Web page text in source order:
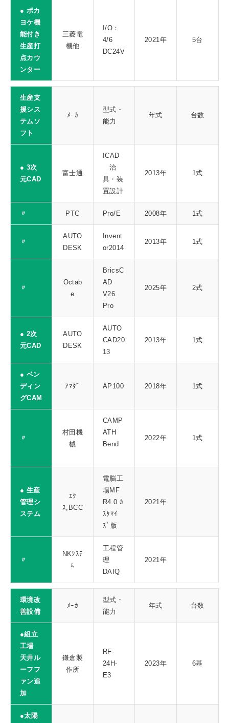
● ポカ
ヨケ機
能付き
生産打
点カウ
ンター
三菱電
機他
I/O：
4/6
DC24V
2021年 5台
生産支
援シス
テムソ
フト
ﾒｰｶ
型式・
能力
年式 台数
● 3次
元CAD
富士通
ICAD
治
具・装
置設計
2013年 1式
〃 PTC Pro/E 2008年 1式
〃
AUTO
DESK
Invent
or2014
2013年 1式
〃
Octab
e
BricsC
AD
V26
Pro
2025年 2式
● 2次
元CAD
AUTO
DESK
AUTO
CAD20
13
2013年 1式
● ベン
ディン
グCAM
ｱﾏﾀﾞ AP100 2018年 1式
〃
村田機
械
CAMP
ATH
Bend
2022年 1式
● 生産
管理シ
ステム
ｴｸ
ｽ,BCC
電脳工
場MF
R4.0 ｶ
ｽﾀﾏｲ
ｽﾞ版
2021年
〃
NKｼｽﾃ
ﾑ
工程管
理
DAIQ
2021年
環境改
善設備
ﾒｰｶ
型式・
能力
年式 台数
●組立
工場
天井ル
ーフフ
ァン追
加
鎌倉製
作所
RF-
24H-
E3
2023年 6基
●太陽